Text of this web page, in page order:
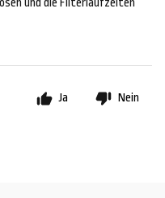
und die Filterlaufzeiten
Ja Nein